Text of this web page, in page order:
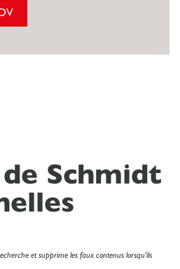
Schmidt
et supprime les faux contenus lorsqu'ils